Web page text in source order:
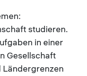
studieren.
in einer
Gesellschaft
Ländergrenzen